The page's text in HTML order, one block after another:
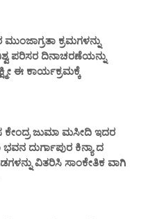
ಕ್ರಮಗಳನ್ನು
ಪರಿಸರ ದಿನಾಚರಣೆಯನ್ನು
ಈ ಕಾರ್ಯಕ್ರಮಕ್ಕೆ
ಜುಮಾ ಮಸೀದಿ ಇದರ
ದುರ್ಗಾಪುರ ಕಿನ್ಯಾ ದ
ವಿತರಿಸಿ ಸಾಂಕೇತಿಕ ವಾಗಿ